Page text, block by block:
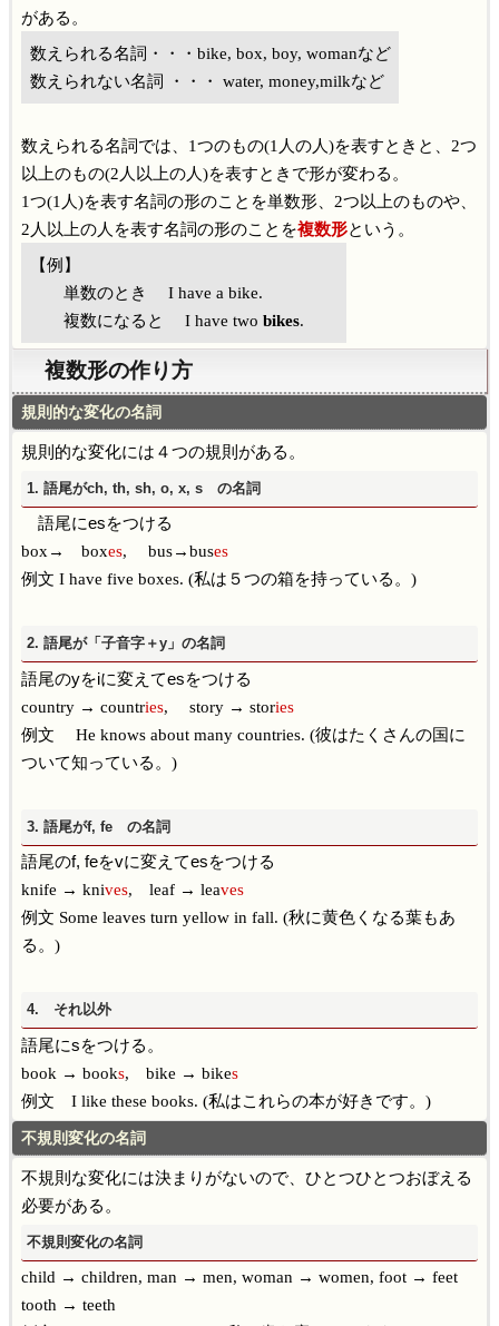
がある。
数えられる名詞・・・bike, box, boy, womanなど
数えられない名詞 ・・・ water, money,milkなど
数えられる名詞では、1つのもの(1人の人)を表すときと、2つ
以上のもの(2人以上の人)を表すときで形が変わる。
1つ(1人)を表す名詞の形のことを単数形、2つ以上のものや、
2人以上の人を表す名詞の形のことを複数形という。
【例】
単数のとき I have a bike.
複数になると I have two bikes.
複数形の作り方
規則的な変化の名詞
規則的な変化には４つの規則がある。
1. 語尾がch, th, sh, o, x, s の名詞
語尾にesをつける
box→ boxes, bus→buses
例文 I have five boxes. (私は５つの箱を持っている。)
2. 語尾が「子音字＋y」の名詞
語尾のyをiに変えてesをつける
country → countries, story → stories
例文 He knows about many countries. (彼はたくさんの国に
ついて知っている。)
3. 語尾がf, fe の名詞
語尾のf, feをvに変えてesをつける
knife → knives, leaf → leaves
例文 Some leaves turn yellow in fall. (秋に黄色くなる葉もあ
る。)
4. それ以外
語尾にsをつける。
book → books, bike → bikes
例文 I like these books. (私はこれらの本が好きです。)
不規則変化の名詞
不規則な変化には決まりがないので、ひとつひとつおぼえる
必要がある。
不規則変化の名詞
child → children, man → men, woman → women, foot → feet
tooth → teeth